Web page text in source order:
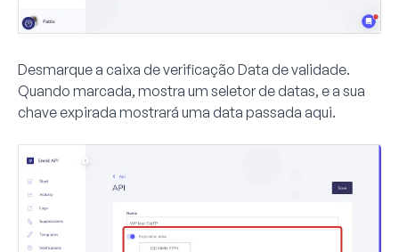
Desmarque a caixa de verificação Data de validade.
Quando marcada, mostra um seletor de datas, e a sua
chave expirada mostrará uma data passada aqui.